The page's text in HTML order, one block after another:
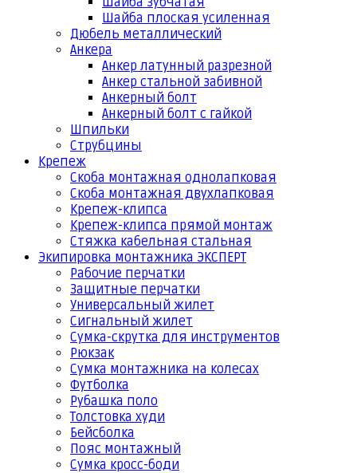
Шайба плоская усиленная
Дюбель металлический
Анкера
Анкер латунный разрезной
Анкер стальной забивной
Анкерный болт
Анкерный болт с гайкой
Шпильки
Струбцины
Крепеж
Скоба монтажная однолапковая
Скоба монтажная двухлапковая
Крепеж-клипса
Крепеж-клипса прямой монтаж
Стяжка кабельная стальная
Экипировка монтажника ЭКСПЕРТ
Рабочие перчатки
Защитные перчатки
Универсальный жилет
Сигнальный жилет
Сумка-скрутка для инструментов
Рюкзак
Сумка монтажника на колесах
Футболка
Рубашка поло
Толстовка худи
Бейсболка
Пояс монтажный
Сумка кросс-боди